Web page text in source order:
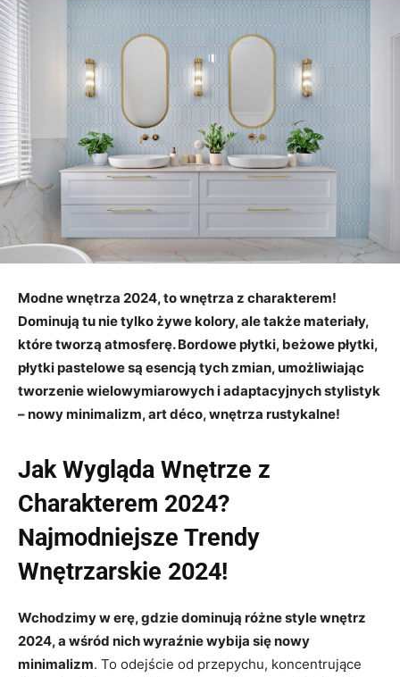
Modne wnętrza 2024, to wnętrza z charakterem!
Dominują tu nie tylko żywe kolory, ale także materiały,
które tworzą atmosferę. Bordowe płytki, beżowe płytki,
płytki pastelowe są esencją tych zmian, umożliwiając
tworzenie wielowymiarowych i adaptacyjnych stylistyk
– nowy minimalizm, art déco, wnętrza rustykalne!
Jak Wygląda Wnętrze z
Charakterem 2024?
Najmodniejsze Trendy
Wnętrzarskie 2024!
Wchodzimy w erę, gdzie dominują różne style wnętrz
2024, a wśród nich wyraźnie wybija się nowy
minimalizm. To odejście od przepychu, koncentrujące